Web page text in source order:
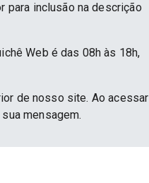
para inclusão na descrição
Web é das 08h às 18h,
de nosso site. Ao acessar
mensagem.